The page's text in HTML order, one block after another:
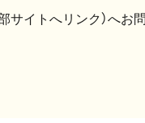
部サイトへリンク）へお問